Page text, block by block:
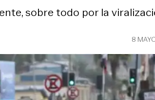
sobre todo por la
8